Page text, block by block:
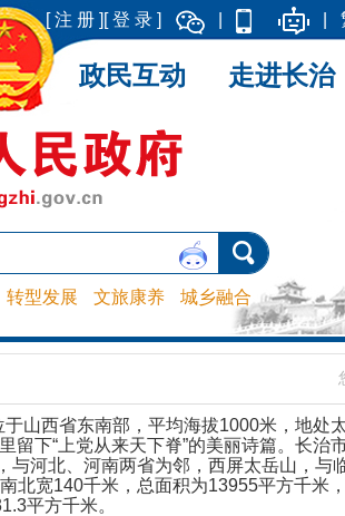
[ 登 录 ]
[ 注 册 ]
转型发展 文旅康养 城乡融合
政民互动 走进长治
山西省东南部，平均海拔1000米，地处
留下“上党从来天下脊”的美丽诗篇。长
河北、河南两省为邻，西屏太岳山，与
北宽140千米，总面积为13955平方千米
平方千米。